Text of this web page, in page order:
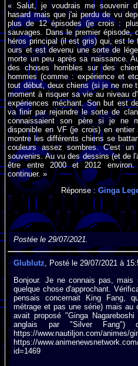
« Salut, je voudrais me souvenir
hasard mais que j'ai perdu de vu
plus de 12 épisodes (je crois :
sauvages. Dans le premier épisode,
héros principal (il est gris) qui, est
ours et est devenu une sorte de
morte un peu après sa naissance.
des choses horribles sur des
hommes (comme : expérience et
tout début, deux chiens (si je ne me
moment à risquer sa vie au niveau
expériences méchant. Son but est
va finir par rejoindre le sorte de
connaissaient son père si je ne
disponible en VF (je crois) en entier
montre les différents chiens se
couleurs assez sombres. C'est
souvenirs. Au vu des dessins (et de
être entre 2000 et 2012
continuer. »
Réponse :Ginga
Postée le 29/07/2021.
Glublutz, Posté le 29/07/2021 à
Bonjour. Je ne connais pas,
quelque chose d'approchant.
pensais concernait King Fang,
métrage et pas une série) mais au
avait proposé "Ginga
anglais par "Silver Fang")
https://www.nautiljon.com/
https://
id=1469